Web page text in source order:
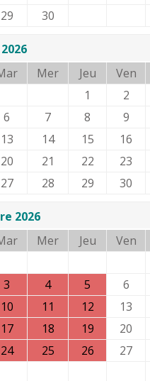
29 30
Mer Jeu Ven
1
2
6 7 8 9
13 14 15 16
20 21 22 23
27 28 29 30
2026
Mer Jeu Ven
3 4 5 6
10 11 12 13
17 18 19 20
24 25 26 27